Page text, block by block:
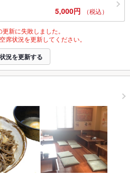
5,000円 （税込）
新に失敗しました。
席状況を更新してください。
況を更新する